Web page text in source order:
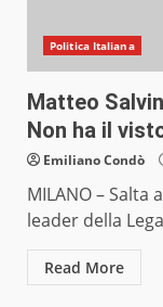
Politica Italiana
Matteo
Non ha il
Emiliano Condò
MILANO – Salta
leader della
Read More